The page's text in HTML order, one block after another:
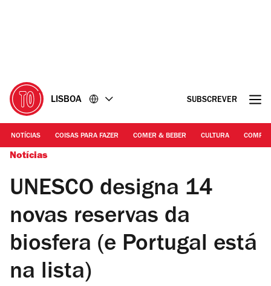
LISBOA SUBSCREVER
NOTÍCIAS COISAS PARA FAZER COMER & BEBER CULTURA
Notícias
UNESCO designa 14
novas reservas da
biosfera (e Portugal está
na lista)